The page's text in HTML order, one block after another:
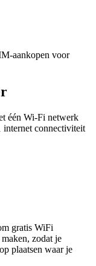
aankopen voor
één Wi-Fi netwerk
internet connectiviteit
gratis WiFi
zodat je
plaatsen waar je